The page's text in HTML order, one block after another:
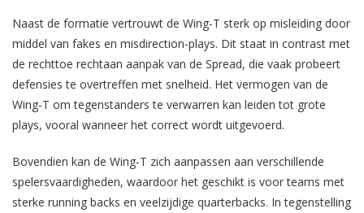
Naast de formatie vertrouwt de Wing-T sterk op misleiding door
middel van fakes en misdirection-plays. Dit staat in contrast met
de rechttoe rechtaan aanpak van de Spread, die vaak probeert
defensies te overtreffen met snelheid. Het vermogen van de
Wing-T om tegenstanders te verwarren kan leiden tot grote
plays, vooral wanneer het correct wordt uitgevoerd.
Bovendien kan de Wing-T zich aanpassen aan verschillende
spelersvaardigheden, waardoor het geschikt is voor teams met
sterke running backs en veelzijdige quarterbacks. In tegenstelling